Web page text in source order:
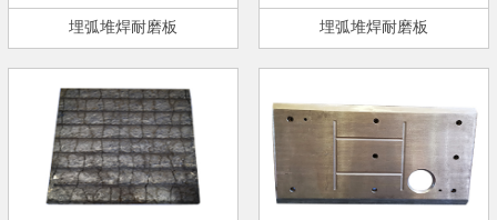
埋弧堆焊耐磨板 埋弧堆焊耐磨板